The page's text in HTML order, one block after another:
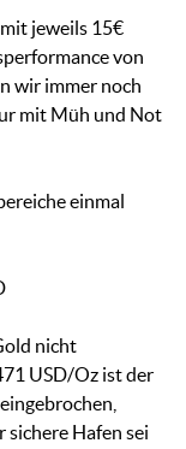
jeweils 15€
von
wir immer noch
mit Müh und Not
einmal
nicht
USD/Oz ist der
sichere Hafen sei